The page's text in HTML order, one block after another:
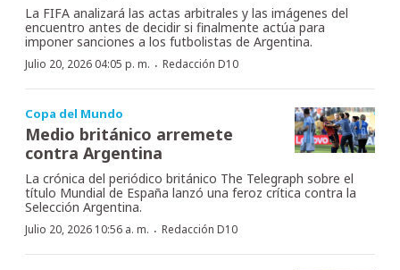
La FIFA analizará las actas arbitrales y las imágenes del
encuentro antes de decidir si finalmente actúa para
imponer sanciones a los futbolistas de Argentina.
Julio 20, 2026 04:05 p. m. · Redacción D10
Copa del Mundo
Medio británico arremete
contra Argentina
La crónica del periódico británico The Telegraph sobre el
título Mundial de España lanzó una feroz crítica contra la
Selección Argentina.
Julio 20, 2026 10:56 a. m. · Redacción D10